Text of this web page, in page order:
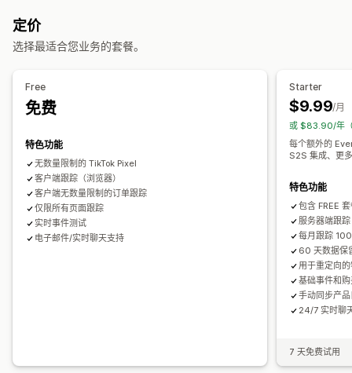
社交媒体
绩效分析
控制面板
多属性同步
数据源优化
定价
选择最适合您业务的套餐。
Free
免费
特色功能
无数量限制的 TikTok Pixel
客户端跟踪（浏览器）
客户端无数量限制的订单跟踪
仅限所有页面跟踪
实时事件测试
电子邮件/实时聊天支持
Starter
$9.99/月
或 $83.90/年
每个额外的
S2S 集成、更
特色功能
包含 FREE
服务器端跟
每月跟踪
60 天数据保
用于重定向
基础事件和
手动同步产
24/7 实时聊
7 天免费试用